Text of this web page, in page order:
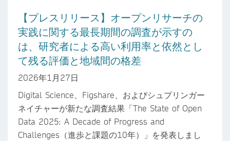
【プレスリリース】オープンリサーチの
実践に関する最長期間の調査が示すの
は、研究者による高い利用率と依然とし
て残る評価と地域間の格差
2026年1月27日
Digital Science、Figshare、およびシュプリンガー
ネイチャーが新たな調査結果「The State of Open
Data 2025: A Decade of Progress and
Challenges（進歩と課題の10年）」を発表しまし